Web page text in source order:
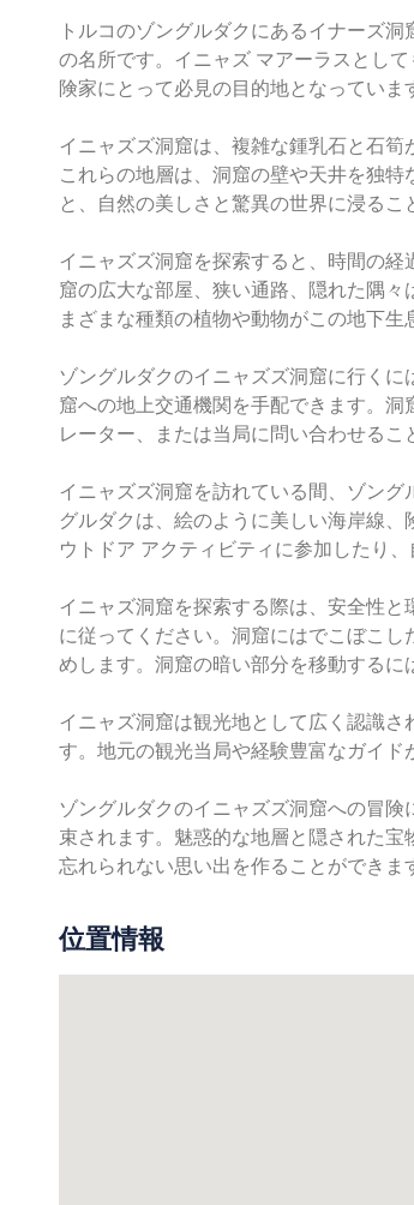
トルコのゾングルダクにあるイナーズ
の名所です。イニャズ マアーラスとし
険家にとって必見の目的地となっていま
イニャズズ洞窟は、複雑な鍾乳石と石
これらの地層は、洞窟の壁や天井を独
と、自然の美しさと驚異の世界に浸るこ
イニャズズ洞窟を探索すると、時間の
窟の広大な部屋、狭い通路、隠れた隅
まざまな種類の植物や動物がこの地下
ゾングルダクのイニャズズ洞窟に行く
窟への地上交通機関を手配できます。
レーター、または当局に問い合わせるこ
イニャズズ洞窟を訪れている間、ゾン
グルダクは、絵のように美しい海岸線
ウトドア アクティビティに参加したり
イニャズ洞窟を探索する際は、安全性
に従ってください。洞窟にはでこぼこ
めします。洞窟の暗い部分を移動するに
イニャズ洞窟は観光地として広く認識
す。地元の観光当局や経験豊富なガイド
ゾングルダクのイニャズズ洞窟への冒
束されます。魅惑的な地層と隠された
忘れられない思い出を作ることができま
位置情報